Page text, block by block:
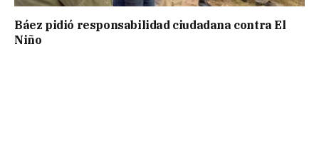
Báez pidió responsabilidad ciudadana contra El
Niño